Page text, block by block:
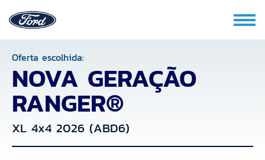
Oferta escolhida:
NOVA GERAÇÃO
RANGER®
XL 4x4 2026 (ABD6)